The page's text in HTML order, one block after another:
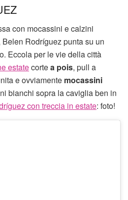
con mocassini e calzini
Rodríguez punta su un
Eccola per le vie della città
estatecortea pois, pull a
e ovviamente mocassini
bianchi sopra la caviglia ben in
con treccia in estate: foto!